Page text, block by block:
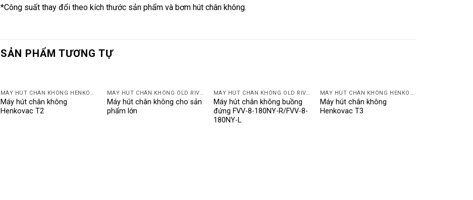
*Công suất thay đổi theo kích thước sản phẩm và bơm hút chân không.
SẢN PHẨM TƯƠNG TỰ
MÁY HÚT CHÂN KHÔNG HENKOVAC
Máy hút chân không
Henkovac T2
MÁY HÚT CHÂN KHÔNG OLD RIVERS
Máy hút chân không cho sản
phẩm lớn
MÁY HÚT CHÂN KHÔNG OLD RIVERS
Máy hút chân không buồng
đứng FVV-8-180NY-R/FVV-8-
180NY-L
MÁY HÚT CHÂN KHÔNG HENKOVAC
Máy hút chân không
Henkovac T3